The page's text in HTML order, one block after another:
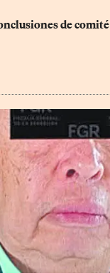
de comité